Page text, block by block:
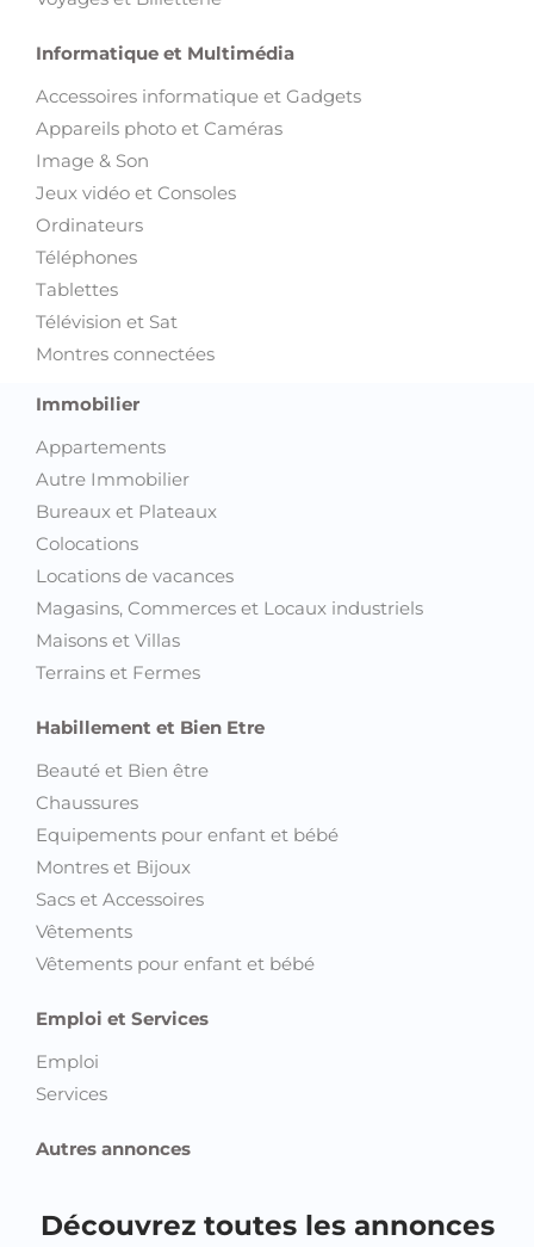
Informatique et Multimédia
Accessoires informatique et Gadgets
Appareils photo et Caméras
Image & Son
Jeux vidéo et Consoles
Ordinateurs
Téléphones
Tablettes
Télévision et Sat
Montres connectées
Immobilier
Appartements
Autre Immobilier
Bureaux et Plateaux
Colocations
Locations de vacances
Magasins, Commerces et Locaux industriels
Maisons et Villas
Terrains et Fermes
Habillement et Bien Etre
Beauté et Bien être
Chaussures
Equipements pour enfant et bébé
Montres et Bijoux
Sacs et Accessoires
Vêtements
Vêtements pour enfant et bébé
Emploi et Services
Emploi
Services
Autres annonces
Découvrez toutes les annonces